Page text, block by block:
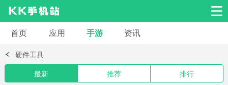
安卓应用
系统工具 交友聊天 影音播放
首页 应用 手游 资讯
硬件工具
最新
推荐 排行